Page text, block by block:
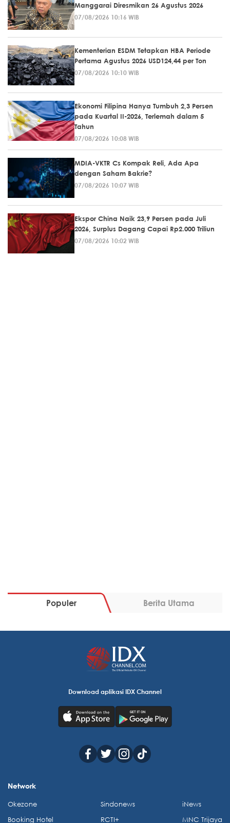
Manggarai Diresmikan 26 Agustus 2026
07/08/2026 10:16 WIB
Kementerian ESDM Tetapkan HBA Periode
Pertama Agustus 2026 USD124,44 per Ton
07/08/2026 10:10 WIB
Ekonomi Filipina Hanya Tumbuh 2,3 Persen
pada Kuartal II-2026, Terlemah dalam 5
Tahun
07/08/2026 10:08 WIB
MDIA-VKTR Cs Kompak Reli, Ada Apa
dengan Saham Bakrie?
07/08/2026 10:07 WIB
Ekspor China Naik 23,9 Persen pada Juli
2026, Surplus Dagang Capai Rp2.000 Triliun
07/08/2026 10:02 WIB
Populer Berita Utama
Download aplikasi IDX Channel
Network
Okezone
Booking Hotel
Sindonews
RCTI+
iNews
MNC Trijaya